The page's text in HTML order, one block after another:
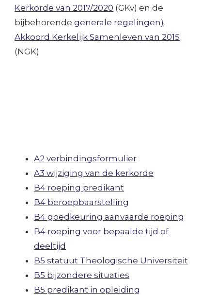
Kerkorde van 2017/2020 (GKv) en de
bijbehorendegenerale regelingen)
Akkoord Kerkelijk Samenleven van 2015
(NGK)
A2 verbindingsformulier
A3 wijziging van de kerkorde
B4 roeping predikant
B4 beroepbaarstelling
B4 goedkeuring aanvaarde roeping
B4 roeping voor bepaalde tijd of
deeltijd
B5 statuut Theologische Universiteit
B5 bijzondere situaties
B5 predikant in opleiding